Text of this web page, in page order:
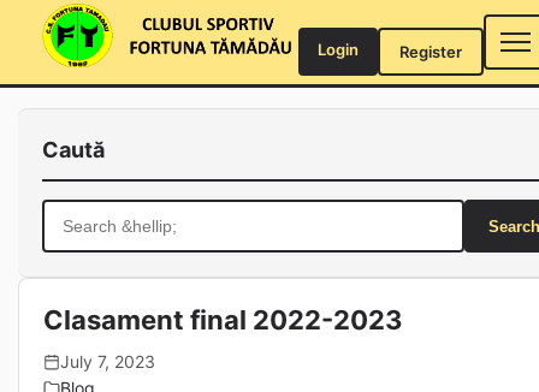
content
Login Register
Clasament final 2022-2023
July 7, 2023
Blog
Caută
for: